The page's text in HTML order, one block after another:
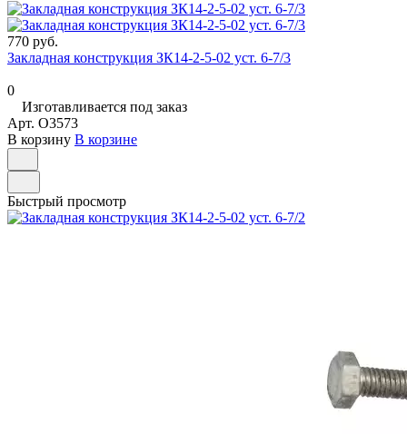
770 руб.
Закладная конструкция ЗК14-2-5-02 уст. 6-7/3
0
Изготавливается под заказ
Арт. O3573
В корзину В корзине
Быстрый просмотр